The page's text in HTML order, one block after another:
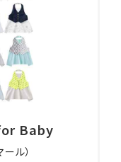
for Baby
ル）